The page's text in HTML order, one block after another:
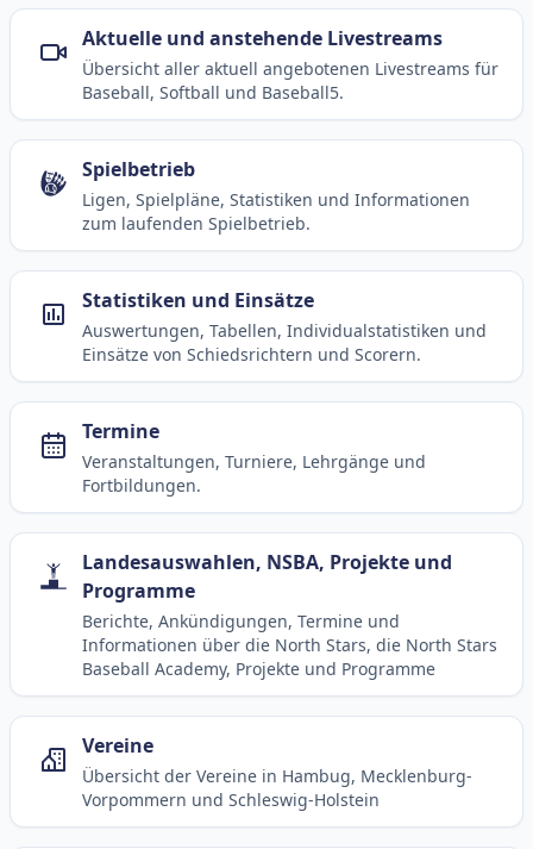
Aktuelle und anstehende Livestreams
Übersicht aller aktuell angebotenen Livestreams für
Baseball, Softball und Baseball5.
Spielbetrieb
Ligen, Spielpläne, Statistiken und Informationen
zum laufenden Spielbetrieb.
Statistiken und Einsätze
Auswertungen, Tabellen, Individualstatistiken und
Einsätze von Schiedsrichtern und Scorern.
Termine
Veranstaltungen, Turniere, Lehrgänge und
Fortbildungen.
Landesauswahlen, NSBA, Projekte und
Programme
Berichte, Ankündigungen, Termine und
Informationen über die North Stars, die North Stars
Baseball Academy, Projekte und Programme
Vereine
Übersicht der Vereine in Hambug, Mecklenburg-
Vorpommern und Schleswig-Holstein